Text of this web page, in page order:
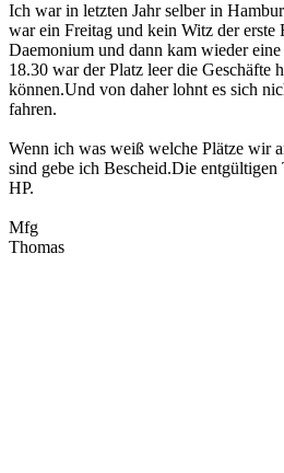
Ich war in letzten Jahr selber in
war ein Freitag und kein Witz der erste
Daemonium und dann kam wieder
18.30 war der Platz leer die Geschäfte
können.Und von daher lohnt es sich
fahren.
Wenn ich was weiß welche Plätze wir
sind gebe ich Bescheid.Die entgültigen
HP.
Mfg
Thomas